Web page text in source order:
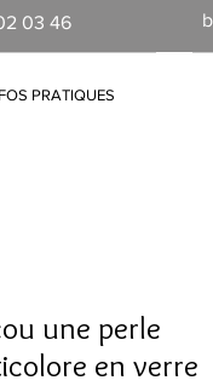
03 46
PRATIQUES
une perle
en verre